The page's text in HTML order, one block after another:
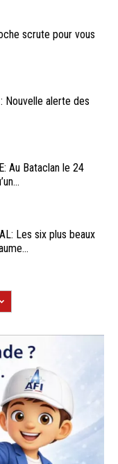
scrute pour vous
Nouvelle alerte des
Au Bataclan le 24
Les six plus beaux